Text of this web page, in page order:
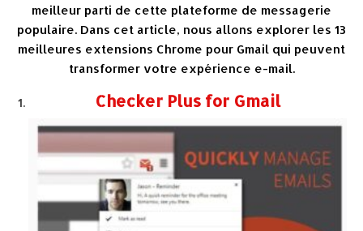
meilleur parti de cette plateforme de messagerie
populaire. Dans cet article, nous allons explorer les 13
meilleures extensions Chrome pour Gmail qui peuvent
transformer votre expérience e-mail.
Checker Plus for Gmail